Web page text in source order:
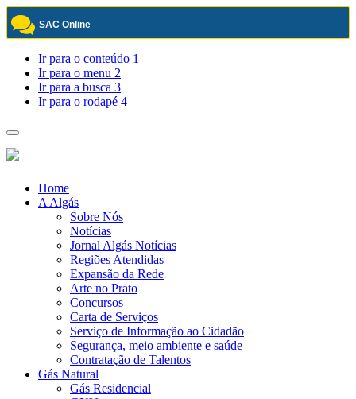
SAC Online
Pular
para
conteúdo
Ir para o conteúdo 1
Ir para o menu 2
Ir para a busca 3
Ir para o rodapé 4
Toggle
navigation
Home
A Algás
Sobre Nós
Notícias
Jornal Algás Notícias
Regiões Atendidas
Expansão da Rede
Arte no Prato
Concursos
Carta de Serviços
Serviço de Informação ao Cidadão
Segurança, meio ambiente e saúde
Contratação de Talentos
Gás Natural
Gás Residencial